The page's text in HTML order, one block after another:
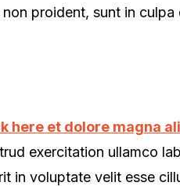
proident, sunt in culpa
here et dolore magna
exercitation ullamco
in voluptate velit esse